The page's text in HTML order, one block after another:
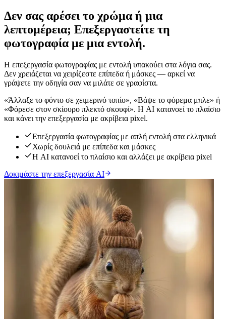
Δεν σας αρέσει το χρώμα ή μια
λεπτομέρεια; Επεξεργαστείτε τη
φωτογραφία με μια εντολή.
Η επεξεργασία φωτογραφίας με εντολή υπακούει στα λόγια σας.
Δεν χρειάζεται να χειρίζεστε επίπεδα ή μάσκες — αρκεί να
γράψετε την οδηγία σαν να μιλάτε σε γραφίστα.
«Άλλαξε το φόντο σε χειμερινό τοπίο», «Βάψε το φόρεμα μπλε» ή
«Φόρεσε στον σκίουρο πλεκτό σκουφί». Η AI κατανοεί το πλαίσιο
και κάνει την επεξεργασία με ακρίβεια pixel.
Επεξεργασία φωτογραφίας με απλή εντολή στα ελληνικά
Χωρίς δουλειά με επίπεδα και μάσκες
Η AI κατανοεί το πλαίσιο και αλλάζει με ακρίβεια pixel
Δοκιμάστε την επεξεργασία AI